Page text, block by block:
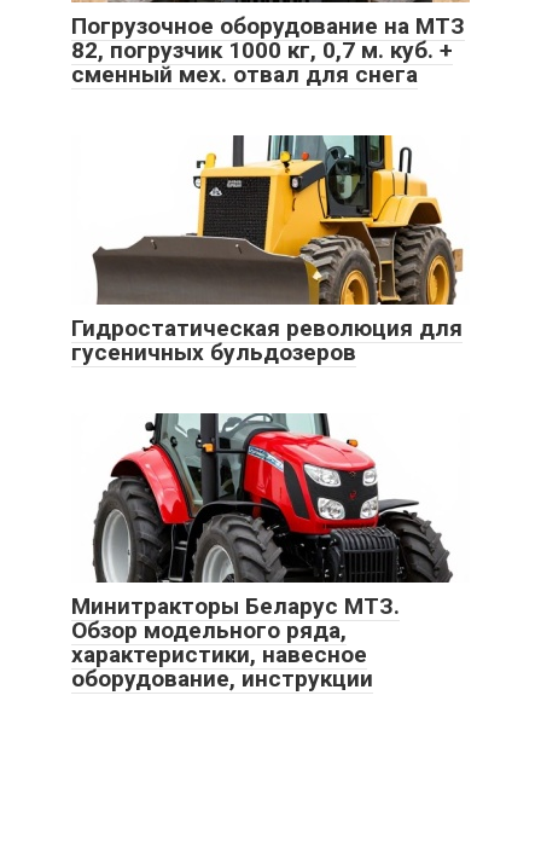
Погрузочное оборудование на МТЗ
82, погрузчик 1000 кг, 0,7 м. куб. +
сменный мех. отвал для снега
Гидростатическая революция для
гусеничных бульдозеров
Минитракторы Беларус МТЗ.
Обзор модельного ряда,
характеристики, навесное
оборудование, инструкции